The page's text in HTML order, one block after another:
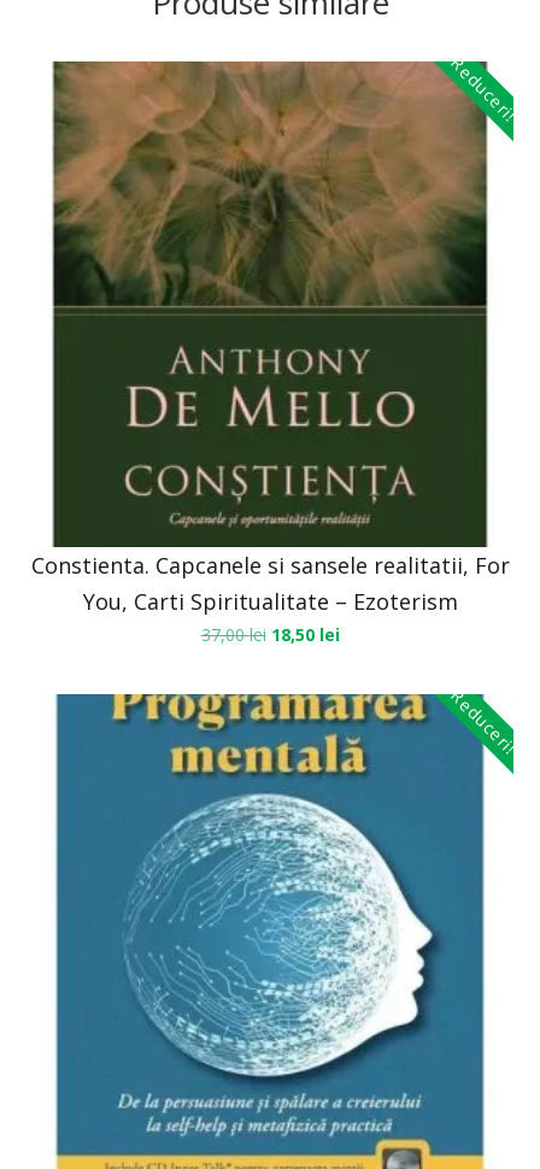
Reduceri!
Constienta. Capcanele si sansele realitatii, For
You, Carti Spiritualitate – Ezoterism
37,00lei 18,50 lei
Reduceri!